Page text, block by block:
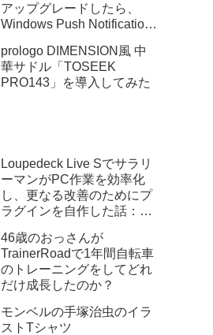
アップグレードしたら、
Windows Push Notifications
prologo DIMENSION風 中
華サドル「TOSEEK
PRO143」を導入してみた
Loupedeck Live Sでサラリ
ーマンがPC作業を効率化
し、更なる改善のためにプ
ラグインを自作した話：
46歳のおっさんが
TrainerRoadで1年間自転車
のトレーニングをしてどれ
だけ成長したのか？
モンベルの手塚治虫のイラ
ストTシャツ